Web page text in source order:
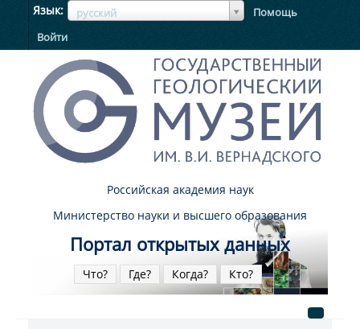
Язык русский
ЯзыкЯзык
Помощь
Войти
Российская академия наук
Министерство науки и высшего образования
Портал открытых данных
Что? Где? Когда? Кто?